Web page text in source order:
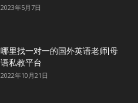
2023年5月7日
哪里找一对一的国外英语老师|母
语私教平台
2022年10月21日